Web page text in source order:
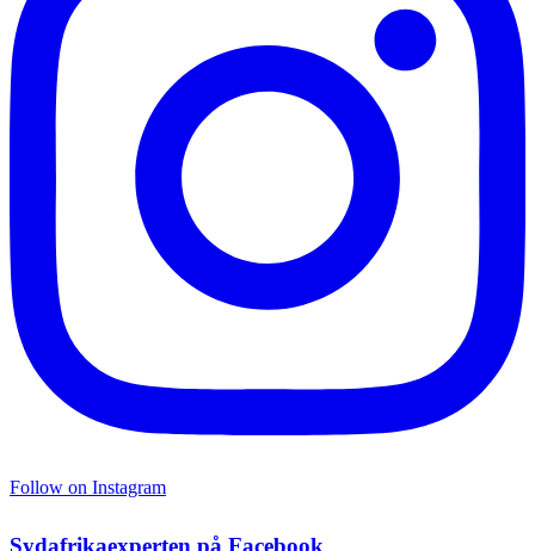
Follow on Instagram
Sydafrikaexperten på Facebook